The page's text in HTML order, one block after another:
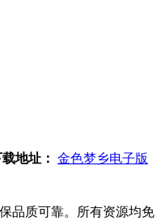
地址： 金色梦乡电子版
品质可靠。所有资源均免